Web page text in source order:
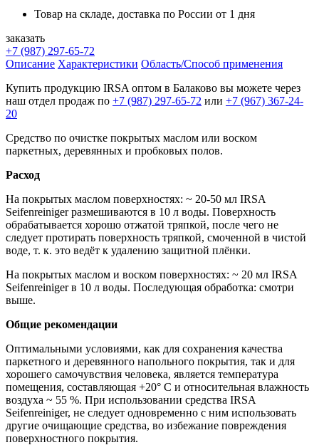
Товар на складе, доставка по России от 1 дня
заказать
+7 (987) 297-65-72
Описание Характеристики Область/Способ применения
Купить продукцию IRSA оптом в Балаково вы можете через
наш отдел продаж по +7 (987) 297-65-72 или +7 (967) 367-24-
20
Средство по очистке покрытых маслом или воском
паркетных, деревянных и пробковых полов.
Расход
На покрытых маслом поверхностях: ~ 20-50 мл IRSA
Seifenreiniger размешиваются в 10 л воды. Поверхность
обрабатывается хорошо отжатой тряпкой, после чего не
следует протирать поверхность тряпкой, смоченной в чистой
воде, т. к. это ведёт к удалению защитной плёнки.
На покрытых маслом и воском поверхностях: ~ 20 мл IRSA
Seifenreiniger в 10 л воды. Последующая обработка: смотри
выше.
Общие рекомендации
Оптимальными условиями, как для сохранения качества
паркетного и деревянного напольного покрытия, так и для
хорошего самочувствия человека, является температура
помещения, составляющая +20° С и относительная влажность
воздуха ~ 55 %. При использовании средства IRSA
Seifenreiniger, не следует одновременно с ним использовать
другие очищающие средства, во избежание повреждения
поверхностного покрытия.